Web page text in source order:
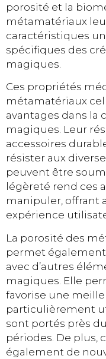
porosité et la
métamatériaux
caractéristiques
spécifiques des
magiques.
Ces propriétés
métamatériaux
avantages dans la
magiques. Leur
accessoires
résister aux
peuvent être
légèreté rend ces
manipuler, offrant
expérience
La porosité des
permet
avec d’autres
magiques. Elle
favorise une
particulièrement
sont portés près
périodes. De plus,
également de